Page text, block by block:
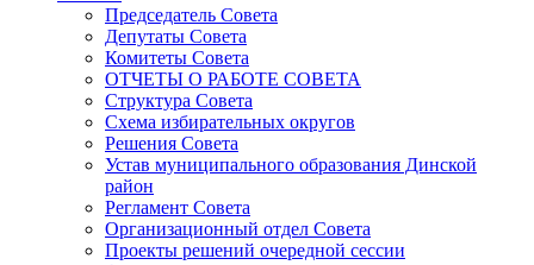
Председатель Совета
Депутаты Совета
Комитеты Совета
ОТЧЕТЫ О РАБОТЕ СОВЕТА
Структура Совета
Схема избирательных округов
Решения Совета
Устав муниципального образования Динской
район
Регламент Совета
Организационный отдел Совета
Проекты решений очередной сессии